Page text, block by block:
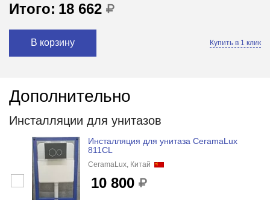
Итого: 18 662
В корзину Купить в 1 клик
Дополнительно
Инсталляции для унитазов
Инсталляция для унитаза CeramaLux
811CL
CeramaLux, Китай
10 800